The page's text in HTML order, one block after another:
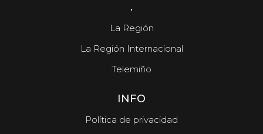
.
La Región
La Región Internacional
Telemiño
INFO
Política de privacidad